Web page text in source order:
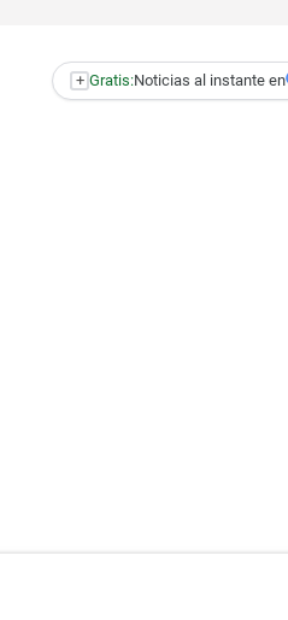
+ Gratis:Noticias al instante en